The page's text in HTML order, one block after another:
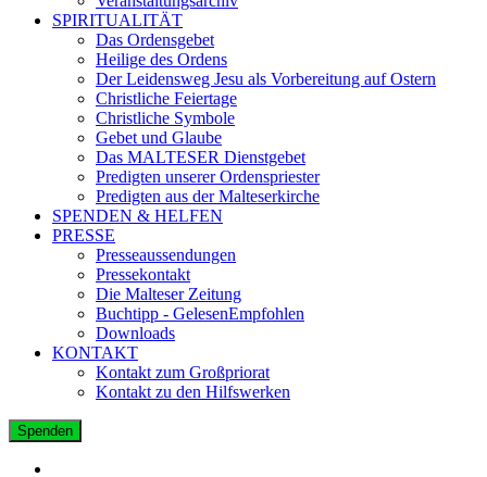
SPIRITUALITÄT
Das Ordensgebet
Heilige des Ordens
Der Leidensweg Jesu als Vorbereitung auf Ostern
Christliche Feiertage
Christliche Symbole
Gebet und Glaube
Das MALTESER Dienstgebet
Predigten unserer Ordenspriester
Predigten aus der Malteserkirche
SPENDEN & HELFEN
PRESSE
Presseaussendungen
Pressekontakt
Die Malteser Zeitung
Buchtipp - GelesenEmpfohlen
Downloads
KONTAKT
Kontakt zum Großpriorat
Kontakt zu den Hilfswerken
Spenden